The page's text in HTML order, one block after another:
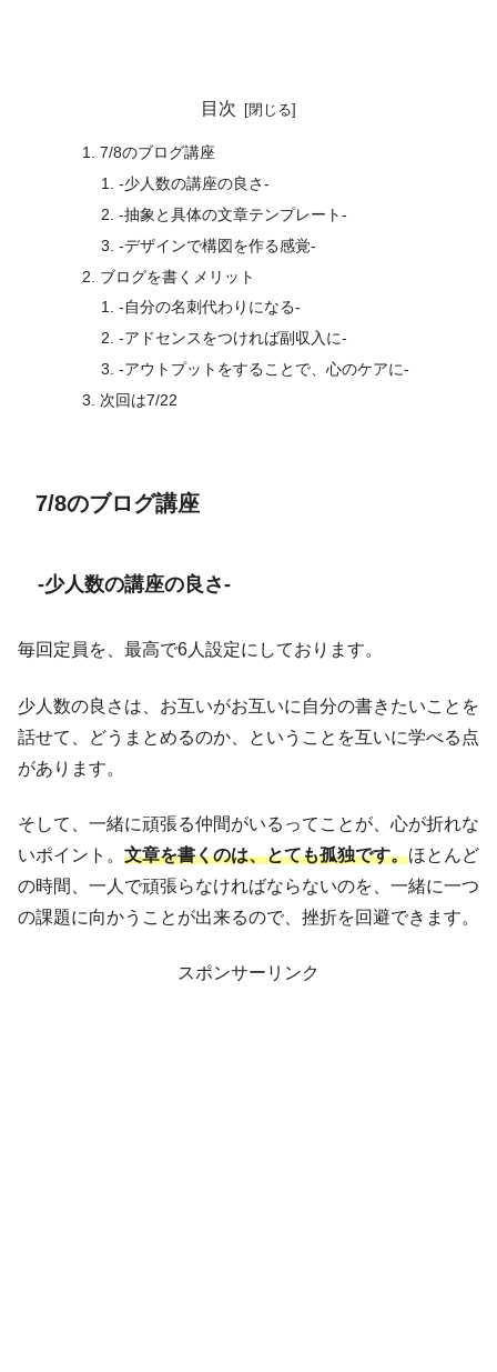
目次
7/8のブログ講座
-少人数の講座の良さ-
-抽象と具体の文章テンプレート-
-デザインで構図を作る感覚-
ブログを書くメリット
-自分の名刺代わりになる-
-アドセンスをつければ副収入に-
-アウトプットをすることで、心のケアに-
次回は7/22
7/8のブログ講座
-少人数の講座の良さ-
毎回定員を、最高で6人設定にしております。
少人数の良さは、お互いがお互いに自分の書きたいことを
話せて、どうまとめるのか、ということを互いに学べる点
があります。
そして、一緒に頑張る仲間がいるってことが、心が折れな
いポイント。 文章を書くのは、とても孤独です。ほとんど
の時間、一人で頑張らなければならないのを、一緒に一つ
の課題に向かうことが出来るので、挫折を回避できます。
スポンサーリンク